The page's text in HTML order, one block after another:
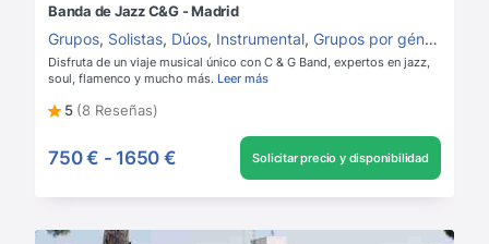
Banda de Jazz C&G - Madrid
Grupos, Solistas, Dúos, Instrumental, Grupos por género
Disfruta de un viaje musical único con C & G Band, expertos en jazz,
soul, flamenco y mucho más. Leer más
5 (8 Reseñas)
750 € - 1650 € Solicitar precio y disponibilidad